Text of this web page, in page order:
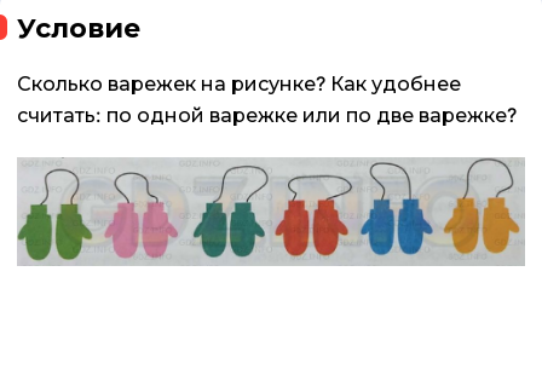
Условие
Сколько варежек на рисунке? Как удобнее
считать: по одной варежке или по две варежке?